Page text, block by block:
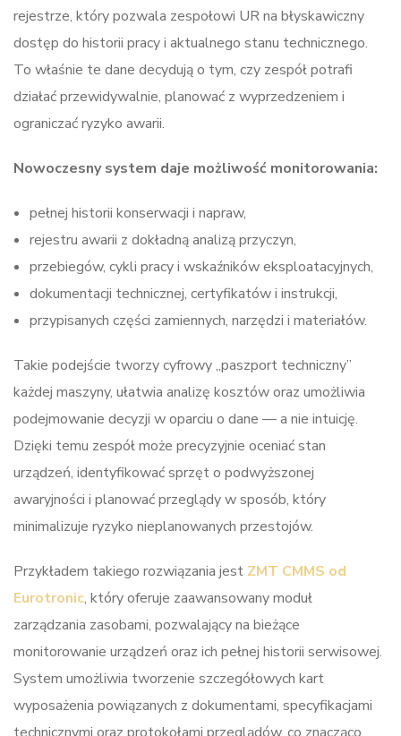
rejestrze, który pozwala zespołowi UR na błyskawiczny
dostęp do historii pracy i aktualnego stanu technicznego.
To właśnie te dane decydują o tym, czy zespół potrafi
działać przewidywalnie, planować z wyprzedzeniem i
ograniczać ryzyko awarii.
Nowoczesny system daje możliwość monitorowania:
pełnej historii konserwacji i napraw,
rejestru awarii z dokładną analizą przyczyn,
przebiegów, cykli pracy i wskaźników eksploatacyjnych,
dokumentacji technicznej, certyfikatów i instrukcji,
przypisanych części zamiennych, narzędzi i materiałów.
Takie podejście tworzy cyfrowy „paszport techniczny”
każdej maszyny, ułatwia analizę kosztów oraz umożliwia
podejmowanie decyzji w oparciu o dane — a nie intuicję.
Dzięki temu zespół może precyzyjnie oceniać stan
urządzeń, identyfikować sprzęt o podwyższonej
awaryjności i planować przeglądy w sposób, który
minimalizuje ryzyko nieplanowanych przestojów.
Przykładem takiego rozwiązania jest ZMT CMMS od
Eurotronic, który oferuje zaawansowany moduł
zarządzania zasobami, pozwalający na bieżące
monitorowanie urządzeń oraz ich pełnej historii serwisowej.
System umożliwia tworzenie szczegółowych kart
wyposażenia powiązanych z dokumentami, specyfikacjami